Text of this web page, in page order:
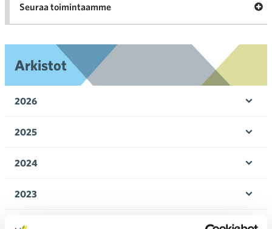
Seuraa toimintaamme
Arkistot
2026
2025
2024
2023
2022